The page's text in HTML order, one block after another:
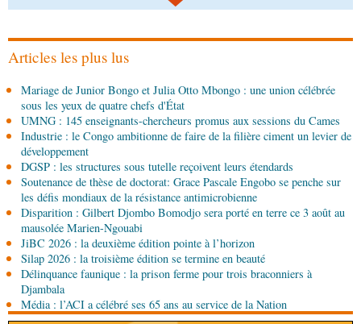
06-08-2026 15:30
lance la deuxième édition de la Grande foire
agricole du Congo
SociétéUMNG : 145 enseignants-chercheurs
promus aux sessions du Cames
06-08-2026 15:00
SociétéProjet PSIPJ : des formateurs en
apprentissage
06-08-2026 15:00
Art-Culture-Média
Kinshasa : le Congo à l'honneur
ÉconomieDeuxième édition de la Gfac : le défi
d’offrir à la nation des produits alimentaires de
Articles les plus lus
Mariage de Junior Bongo et Julia Otto Mbongo : une union célébrée
sous les yeux de quatre chefs d'État
UMNG : 145 enseignants-chercheurs promus aux sessions du Cames
Industrie : le Congo ambitionne de faire de la filière ciment un levier de
développement
DGSP : les structures sous tutelle reçoivent leurs étendards
Soutenance de thèse de doctorat: Grace Pascale Engobo se penche sur
les défis mondiaux de la résistance antimicrobienne
Disparition : Gilbert Djombo Bomodjo sera porté en terre ce 3 août au
mausolée Marien-Ngouabi
JiBC 2026 : la deuxième édition pointe à l’horizon
Silap 2026 : la troisième édition se termine en beauté
Délinquance faunique : la prison ferme pour trois braconniers à
Djambala
Média : l’ACI a célébré ses 65 ans au service de la Nation